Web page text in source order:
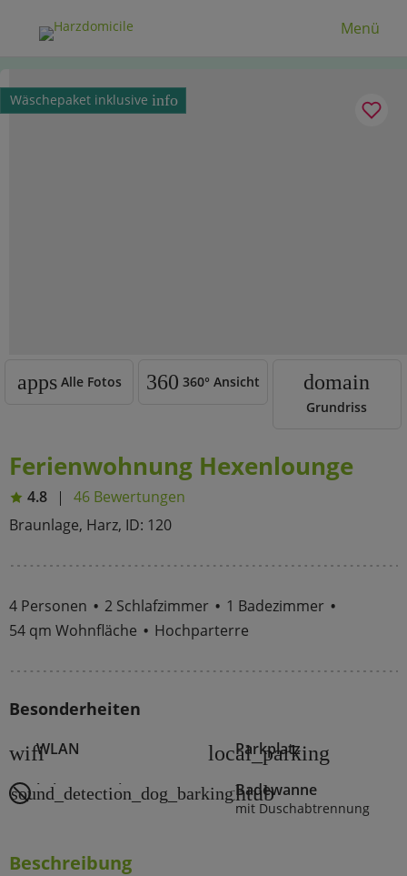
Menü
Wäschepaket inklusive info
apps Alle Fotos 360 360° Ansicht domain
Grundriss
Ferienwohnung Hexenlounge
4.8
46 Bewertungen
Braunlage, Harz, ID: 120
4 Personen 2 Schlafzimmer
1 Badezimmer
54 qm Wohnfläche
Hochparterre
Besonderheiten
wifiWLAN local_parking
Parkplatz
sound_detection_dog_barking
keine Haustiere bathtub
Badewanne
mit Duschabtrennung
Beschreibung